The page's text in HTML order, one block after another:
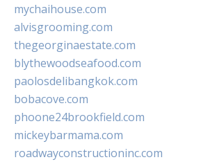
mychaihouse.com
alvisgrooming.com
thegeorginaestate.com
blythewoodseafood.com
paolosdelibangkok.com
bobacove.com
phoone24brookfield.com
mickeybarmama.com
roadwayconstructioninc.com